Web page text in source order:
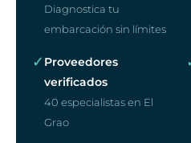
Diagnostica tu
embarcación sin límites
✓ Proveedores
verificados
40 especialistas en El
Grao